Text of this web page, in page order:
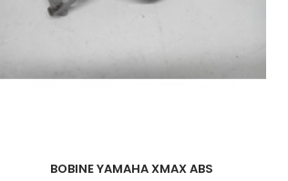
BOBINE YAMAHA XMAX ABS